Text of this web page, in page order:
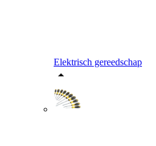
Elektrisch gereedschap